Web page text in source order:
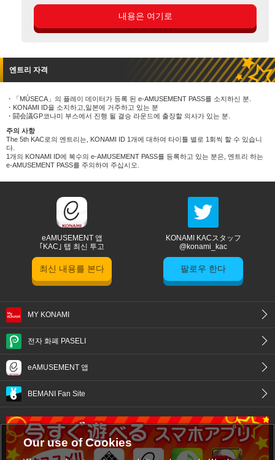
내용은 여기로
엔트리 자격
「MÚSECA」의 플레이 데이터가 등록 된 e-AMUSEMENT PASS를 소지하신 분.
KONAMI ID을 소지하고,일본에 거주하고 있는 분
闘会議GP코나미 부스에서 진행 될 결승 라운드에 출장할 의사가 있는 분.
주의 사항
The 5th KAC로의 엔트리는, KONAMI ID 1개에 대하여 타이틀 별로 1회씩 할 수 있습니
다.
1개의 KONAMI ID에 복수의 e-AMUSEMENT PASS를 등록하고 있는 분은, 엔트리 하는
e-AMUSEMENT PASS를 주의하여 주십시오.
eAMUSEMENT 앱
｢KAC｣ 탭 최신 투고
최신 내용를 본다
KONAMI KACスタッフ
@konami_kac
팔로우 한다
MY KONAMI
전자 화폐 PASELI
eAMUSEMENT 앱
BEMANI Fan Site
Our use of Cookies